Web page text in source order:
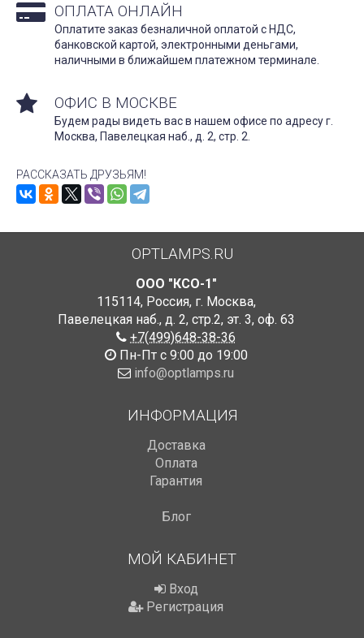
ОПЛАТА ОНЛАЙН
Оплатите заказ безналичной оплатой с НДС,
банковской картой, электронными деньгами,
наличными в ближайшем платежном терминале.
ОФИС В МОСКВЕ
Будем рады видеть вас в нашем офисе по адресу г.
Москва, Павелецкая наб., д. 2, стр. 2.
РАССКАЗАТЬ ДРУЗЬЯМ!
OPTLAMPS.RU
ООО "КСО-1"
115114, Россия, г. Москва,
Павелецкая наб., д. 2, стр.2, эт. 3, оф. 63
+7(499)648-38-36
Пн-Пт с 9:00 до 19:00
info@optlamps.ru
ИНФОРМАЦИЯ
Доставка
Оплата
Гарантия
Блог
МОЙ КАБИНЕТ
Вход
Регистрация